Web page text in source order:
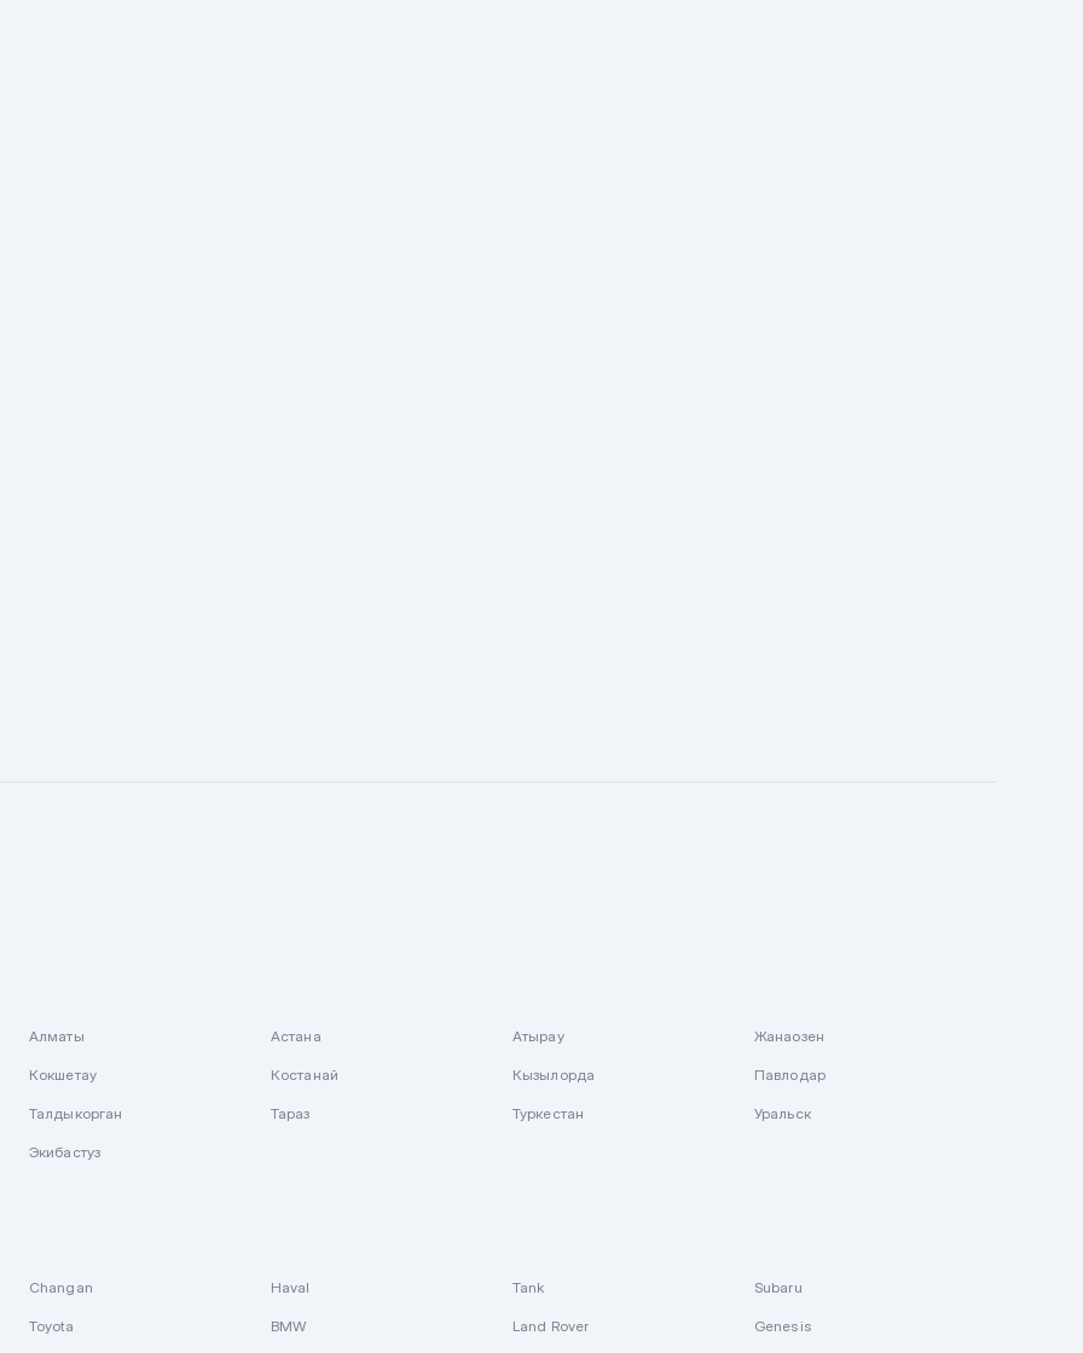
Алматы Астана Атырау Жанаозен
Кокшетау Костанай Кызылорда Павлодар
Талдыкорган Тараз Туркестан Уральск
Экибастуз
Changan Haval Tank Subaru
Toyota BMW Land Rover Genesis